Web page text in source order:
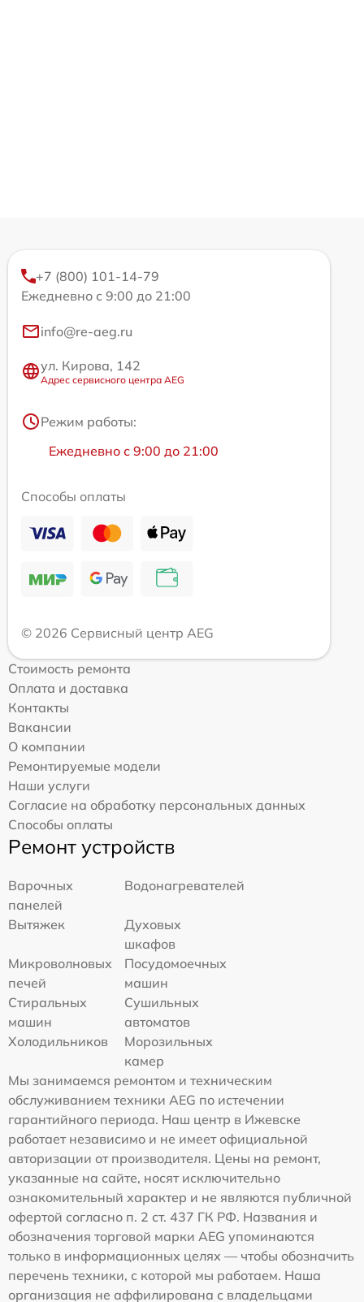
+7 (800) 101-14-79
Ежедневно с 9:00 до 21:00
info@re-aeg.ru
ул. Кирова, 142
Адрес сервисного центра AEG
Режим работы:
Ежедневно с 9:00 до 21:00
Способы оплаты
© 2026 Сервисный центр AEG
Стоимость ремонта
Оплата и доставка
Контакты
Вакансии
О компании
Ремонтируемые модели
Наши услуги
Согласие на обработку персональных данных
Способы оплаты
Ремонт устройств
Варочных
панелей
Водонагревателей
Вытяжек
Духовых
шкафов
Микроволновых
печей
Посудомоечных
машин
Стиральных
машин
Сушильных
автоматов
Холодильников
Морозильных
камер
Мы занимаемся ремонтом и техническим
обслуживанием техники AEG по истечении
гарантийного периода. Наш центр в Ижевске
работает независимо и не имеет официальной
авторизации от производителя. Цены на ремонт,
указанные на сайте, носят исключительно
ознакомительный характер и не являются публичной
офертой согласно п. 2 ст. 437 ГК РФ. Названия и
обозначения торговой марки AEG упоминаются
только в информационных целях — чтобы обозначить
перечень техники, с которой мы работаем. Наша
организация не аффилирована с владельцами